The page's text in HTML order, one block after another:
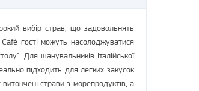
вибір страв, що задовольнять
гості можуть насолоджуватися
Для шанувальників італійської
підходить для легких закусок
страви з морепродуктів, а